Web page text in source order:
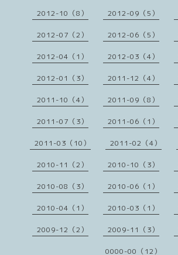
2012-10（8） 2012-09（5）
2012-07（2） 2012-06（5）
2012-04（1） 2012-03（4）
2012-01（3） 2011-12（4）
2011-10（4） 2011-09（8）
2011-07（3） 2011-06（1）
2011-03（10） 2011-02（4）
2010-11（2） 2010-10（3）
2010-08（3） 2010-06（1）
2010-04（1） 2010-03（1）
2009-12（2） 2009-11（3）
0000-00（12）